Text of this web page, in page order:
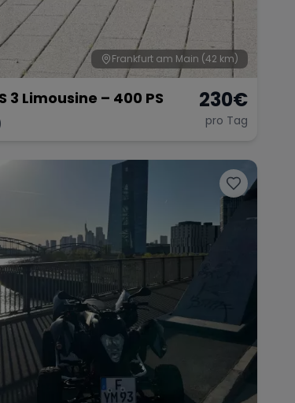
Frankfurt am Main (42 km)
3 Limousine – 400 PS 230€
pro Tag